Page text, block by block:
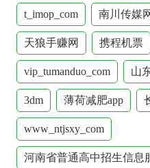
t_imop_com 南川传媒
天狼手赚网 携程机票
vip_tumanduo_com 山
3dm 薄荷减肥app
www_ntjsxy_com
河南省普通高中招生信息